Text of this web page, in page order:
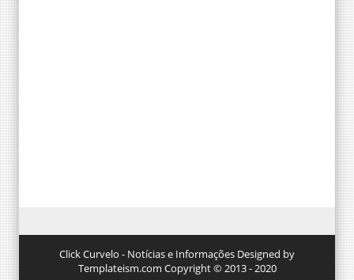
Click Curvelo - Notícias e Informações Designed by
Templateism.com Copyright © 2013 - 2020